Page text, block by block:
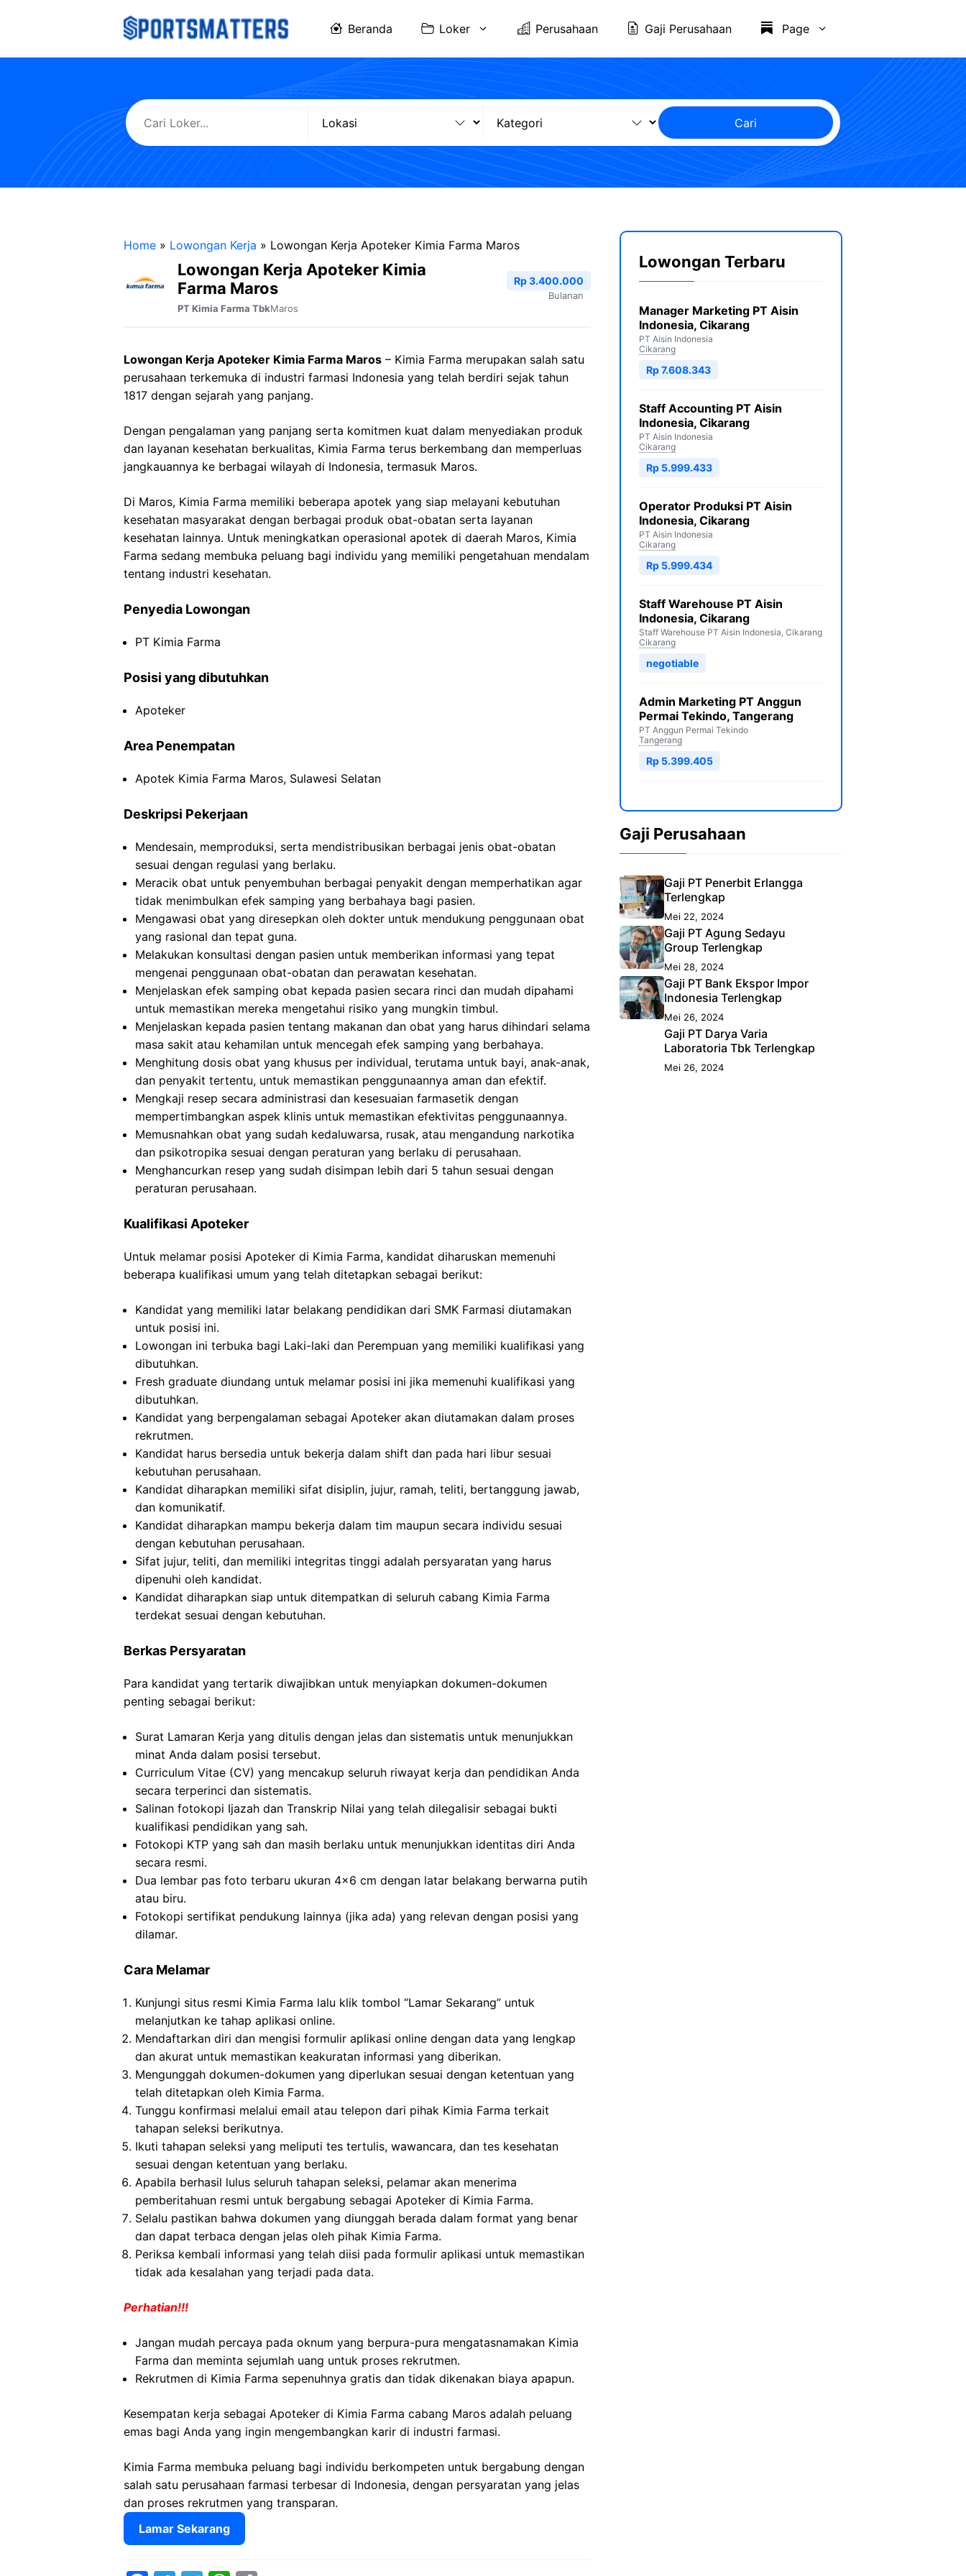
Beranda Loker Perusahaan Gaji Perusahaan Page
Cari
Home » Lowongan Kerja » Lowongan Kerja Apoteker Kimia Farma Maros
Lowongan Kerja Apoteker Kimia
Farma Maros
PT Kimia Farma TbkMaros
Rp 3.400.000
Bulanan
Lowongan Kerja Apoteker Kimia Farma Maros – Kimia Farma merupakan salah satu
perusahaan terkemuka di industri farmasi Indonesia yang telah berdiri sejak tahun
1817 dengan sejarah yang panjang.
Dengan pengalaman yang panjang serta komitmen kuat dalam menyediakan produk
dan layanan kesehatan berkualitas, Kimia Farma terus berkembang dan memperluas
jangkauannya ke berbagai wilayah di Indonesia, termasuk Maros.
Di Maros, Kimia Farma memiliki beberapa apotek yang siap melayani kebutuhan
kesehatan masyarakat dengan berbagai produk obat-obatan serta layanan
kesehatan lainnya. Untuk meningkatkan operasional apotek di daerah Maros, Kimia
Farma sedang membuka peluang bagi individu yang memiliki pengetahuan mendalam
tentang industri kesehatan.
Penyedia Lowongan
PT Kimia Farma
Posisi yang dibutuhkan
Apoteker
Area Penempatan
Apotek Kimia Farma Maros, Sulawesi Selatan
Deskripsi Pekerjaan
Mendesain, memproduksi, serta mendistribusikan berbagai jenis obat-obatan
sesuai dengan regulasi yang berlaku.
Meracik obat untuk penyembuhan berbagai penyakit dengan memperhatikan agar
tidak menimbulkan efek samping yang berbahaya bagi pasien.
Mengawasi obat yang diresepkan oleh dokter untuk mendukung penggunaan obat
yang rasional dan tepat guna.
Melakukan konsultasi dengan pasien untuk memberikan informasi yang tepat
mengenai penggunaan obat-obatan dan perawatan kesehatan.
Menjelaskan efek samping obat kepada pasien secara rinci dan mudah dipahami
untuk memastikan mereka mengetahui risiko yang mungkin timbul.
Menjelaskan kepada pasien tentang makanan dan obat yang harus dihindari selama
masa sakit atau kehamilan untuk mencegah efek samping yang berbahaya.
Menghitung dosis obat yang khusus per individual, terutama untuk bayi, anak-anak,
dan penyakit tertentu, untuk memastikan penggunaannya aman dan efektif.
Mengkaji resep secara administrasi dan kesesuaian farmasetik dengan
mempertimbangkan aspek klinis untuk memastikan efektivitas penggunaannya.
Memusnahkan obat yang sudah kedaluwarsa, rusak, atau mengandung narkotika
dan psikotropika sesuai dengan peraturan yang berlaku di perusahaan.
Menghancurkan resep yang sudah disimpan lebih dari 5 tahun sesuai dengan
peraturan perusahaan.
Kualifikasi Apoteker
Untuk melamar posisi Apoteker di Kimia Farma, kandidat diharuskan memenuhi
beberapa kualifikasi umum yang telah ditetapkan sebagai berikut:
Kandidat yang memiliki latar belakang pendidikan dari SMK Farmasi diutamakan
untuk posisi ini.
Lowongan ini terbuka bagi Laki-laki dan Perempuan yang memiliki kualifikasi yang
dibutuhkan.
Fresh graduate diundang untuk melamar posisi ini jika memenuhi kualifikasi yang
dibutuhkan.
Kandidat yang berpengalaman sebagai Apoteker akan diutamakan dalam proses
rekrutmen.
Kandidat harus bersedia untuk bekerja dalam shift dan pada hari libur sesuai
kebutuhan perusahaan.
Kandidat diharapkan memiliki sifat disiplin, jujur, ramah, teliti, bertanggung jawab,
dan komunikatif.
Kandidat diharapkan mampu bekerja dalam tim maupun secara individu sesuai
dengan kebutuhan perusahaan.
Sifat jujur, teliti, dan memiliki integritas tinggi adalah persyaratan yang harus
dipenuhi oleh kandidat.
Kandidat diharapkan siap untuk ditempatkan di seluruh cabang Kimia Farma
terdekat sesuai dengan kebutuhan.
Berkas Persyaratan
Para kandidat yang tertarik diwajibkan untuk menyiapkan dokumen-dokumen
penting sebagai berikut:
Surat Lamaran Kerja yang ditulis dengan jelas dan sistematis untuk menunjukkan
minat Anda dalam posisi tersebut.
Curriculum Vitae (CV) yang mencakup seluruh riwayat kerja dan pendidikan Anda
secara terperinci dan sistematis.
Salinan fotokopi Ijazah dan Transkrip Nilai yang telah dilegalisir sebagai bukti
kualifikasi pendidikan yang sah.
Fotokopi KTP yang sah dan masih berlaku untuk menunjukkan identitas diri Anda
secara resmi.
Dua lembar pas foto terbaru ukuran 4×6 cm dengan latar belakang berwarna putih
atau biru.
Fotokopi sertifikat pendukung lainnya (jika ada) yang relevan dengan posisi yang
dilamar.
Cara Melamar
Kunjungi situs resmi Kimia Farma lalu klik tombol “Lamar Sekarang” untuk
melanjutkan ke tahap aplikasi online.
Mendaftarkan diri dan mengisi formulir aplikasi online dengan data yang lengkap
dan akurat untuk memastikan keakuratan informasi yang diberikan.
Mengunggah dokumen-dokumen yang diperlukan sesuai dengan ketentuan yang
telah ditetapkan oleh Kimia Farma.
Tunggu konfirmasi melalui email atau telepon dari pihak Kimia Farma terkait
tahapan seleksi berikutnya.
Ikuti tahapan seleksi yang meliputi tes tertulis, wawancara, dan tes kesehatan
sesuai dengan ketentuan yang berlaku.
Apabila berhasil lulus seluruh tahapan seleksi, pelamar akan menerima
pemberitahuan resmi untuk bergabung sebagai Apoteker di Kimia Farma.
Selalu pastikan bahwa dokumen yang diunggah berada dalam format yang benar
dan dapat terbaca dengan jelas oleh pihak Kimia Farma.
Periksa kembali informasi yang telah diisi pada formulir aplikasi untuk memastikan
tidak ada kesalahan yang terjadi pada data.
Perhatian!!!
Jangan mudah percaya pada oknum yang berpura-pura mengatasnamakan Kimia
Farma dan meminta sejumlah uang untuk proses rekrutmen.
Rekrutmen di Kimia Farma sepenuhnya gratis dan tidak dikenakan biaya apapun.
Kesempatan kerja sebagai Apoteker di Kimia Farma cabang Maros adalah peluang
emas bagi Anda yang ingin mengembangkan karir di industri farmasi.
Kimia Farma membuka peluang bagi individu berkompeten untuk bergabung dengan
salah satu perusahaan farmasi terbesar di Indonesia, dengan persyaratan yang jelas
dan proses rekrutmen yang transparan.
Lamar Sekarang
Lowongan Terbaru
Manager Marketing PT Aisin
Indonesia, Cikarang
PT Aisin Indonesia
Cikarang
Rp 7.608.343
Staff Accounting PT Aisin
Indonesia, Cikarang
PT Aisin Indonesia
Cikarang
Rp 5.999.433
Operator Produksi PT Aisin
Indonesia, Cikarang
PT Aisin Indonesia
Cikarang
Rp 5.999.434
Staff Warehouse PT Aisin
Indonesia, Cikarang
Staff Warehouse PT Aisin Indonesia, Cikarang
Cikarang
negotiable
Admin Marketing PT Anggun
Permai Tekindo, Tangerang
PT Anggun Permai Tekindo
Tangerang
Rp 5.399.405
Gaji Perusahaan
Gaji PT Penerbit Erlangga
Terlengkap
Mei 22, 2024
Gaji PT Agung Sedayu
Group Terlengkap
Mei 28, 2024
Gaji PT Bank Ekspor Impor
Indonesia Terlengkap
Mei 26, 2024
Gaji PT Darya Varia
Laboratoria Tbk Terlengkap
Mei 26, 2024